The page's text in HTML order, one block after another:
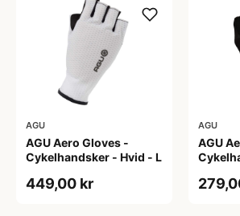
AGU
AGU Aero Gloves -
Cykelhandsker - Hvid - L
449,00 kr
AGU
AGU